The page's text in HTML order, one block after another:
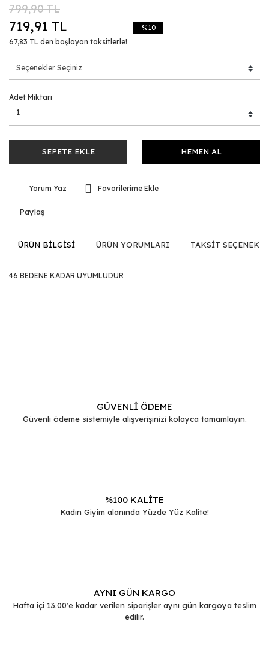
799,90 TL
719,91 TL
67,83 TL den başlayan taksitlerle!
%10
Adet Miktarı
SEPETE EKLE HEMEN AL
Yorum Yaz
Paylaş
ÜRÜN BİLGİSİ ÜRÜN YORUMLARI TAKSİT
46 BEDENE KADAR UYUMLUDUR
Ürün bilgilerinde hatalar bulunuyor.
GÜVENLİ ÖDEME
Güvenli ödeme sistemiyle alışverişinizi kolayca tamamlayın.
%100 KALİTE
Kadın Giyim alanında Yüzde Yüz Kalite!
AYNI GÜN KARGO
Hafta içi 13.00'e kadar verilen siparişler aynı gün kargoya teslim
edilir.